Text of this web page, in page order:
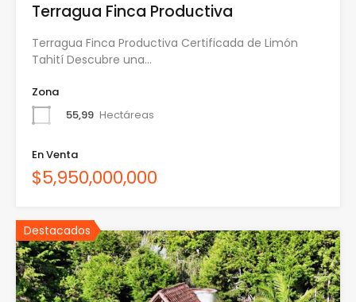
Terragua Finca Productiva
Terragua Finca Productiva Certificada de Limón
Tahití Descubre una…
Zona
55,99 Hectáreas
En Venta
$5,950,000,000
Destacados